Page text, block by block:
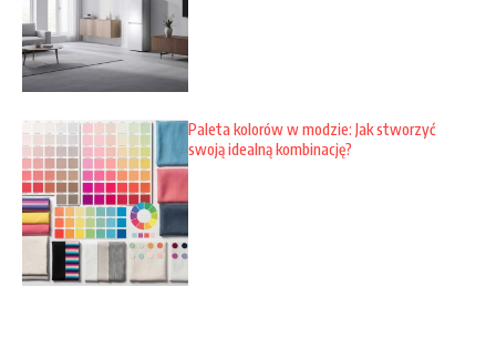
Paleta kolorów w modzie: Jak stworzyć
swoją idealną kombinację?